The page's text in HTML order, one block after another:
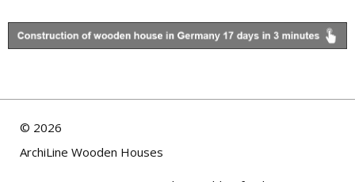
© 2026
ArchiLine Wooden Houses